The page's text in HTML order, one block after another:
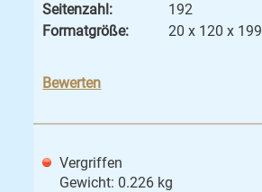
Seitenzahl:
192
Formatgröße:
20 x 120 x 199
Bewerten
Vergriffen
Gewicht: 0.226 kg